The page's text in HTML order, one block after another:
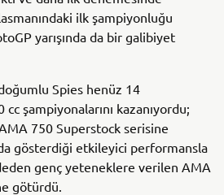
ilk şampiyonluğu
yarışında da bir galibiyet
Spies henüz 14
şampiyonalarını kazanıyordu;
750 Superstock serisine
gösterdiği etkileyici performansla
genç yeteneklere verilen AMA
götürdü.